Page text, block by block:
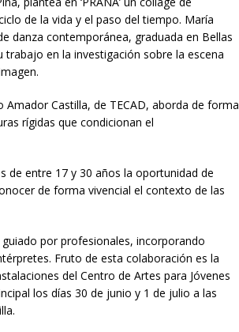
de la vida y el paso del tiempo. María
danza contemporánea, graduada en Bellas
en la investigación sobre la escena
Amador Castilla, de TECAD, aborda de forma
rígidas que condicionan el
de entre 17 y 30 años la oportunidad de
de forma vivencial el contexto de las
por profesionales, incorporando
Fruto de esta colaboración es la
del Centro de Artes para Jóvenes
los días 30 de junio y 1 de julio a las